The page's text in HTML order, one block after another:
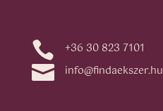
 +36 30 823 7101
 info@findaekszer.hu